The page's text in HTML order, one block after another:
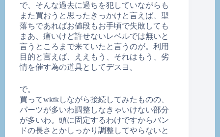
で、そんな過去に過ちを犯していながらも
また買おうと思ったきっかけと言えば、型
落ちであればお値段もお手頃で失敗しても
まあ、痛いけど許せないレベルでは無いと
言うところまで来ていたと言うのが。利用
目的と言えば、ええもう、それはもう、劣
情を催す為の道具としてデスヨ。
で。
買ってwktkしながら接続してみたものの、
パーツが多いわ調整しなきゃいけない部分
が多いわ。頭に固定するわけですからバン
ドの長さとかしっかり調整してやらないと